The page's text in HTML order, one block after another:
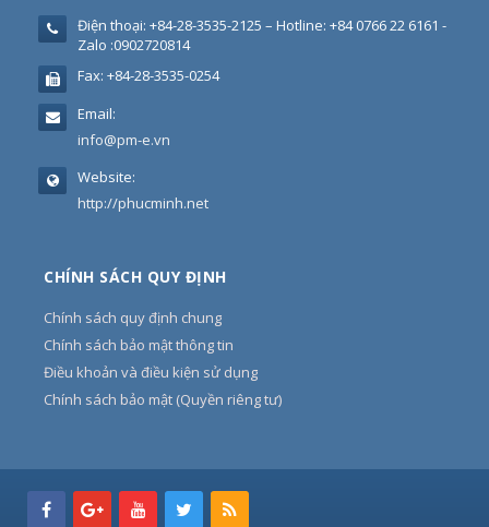
Điện thoại: +84-28-3535-2125 – Hotline: +84 0766 22 6161 -
Zalo :0902720814
Fax: +84-28-3535-0254
Email:
info@pm-e.vn
Website:
http://phucminh.net
CHÍNH SÁCH QUY ĐỊNH
Chính sách quy định chung
Chính sách bảo mật thông tin
Điều khoản và điều kiện sử dụng
Chính sách bảo mật (Quyền riêng tư)